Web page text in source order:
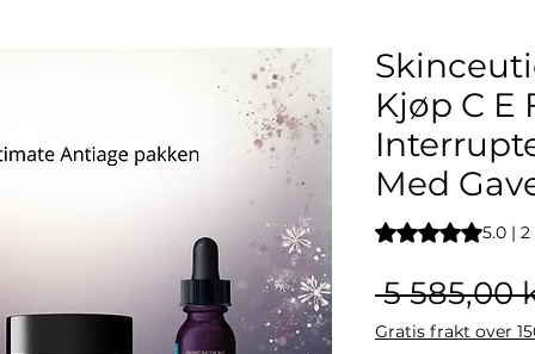
Kjøp C E
Med
Vurderingen er 5.0
5.0 |
5 585,00
Gratis frakt over